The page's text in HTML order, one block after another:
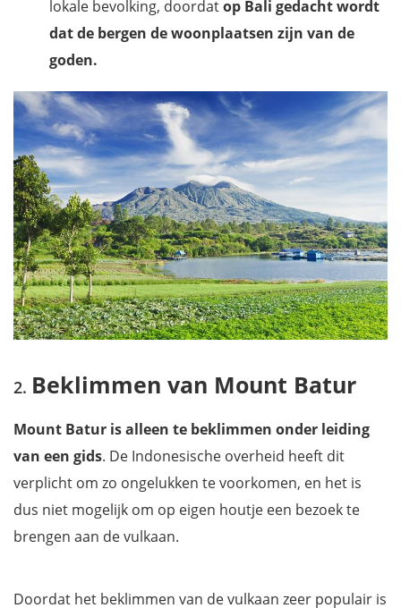
lokale bevolking, doordatop Bali gedacht wordt
dat de bergen de woonplaatsen zijn van de
goden.
Beklimmen van Mount Batur
Mount Batur is alleen te beklimmen onder leiding
van een gids. De Indonesische overheid heeft dit
verplicht om zo ongelukken te voorkomen, en het is
dus niet mogelijk om op eigen houtje een bezoek te
brengen aan de vulkaan.
Doordat het beklimmen van de vulkaan zeer populair is